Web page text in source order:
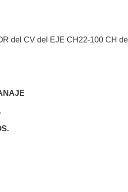
del CV del EJE CH22-100 CH